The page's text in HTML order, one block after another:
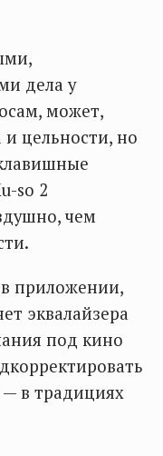
дела у
может,
цельности, но
so 2
чем
приложении,
эквалайзера
под кино
— в традициях